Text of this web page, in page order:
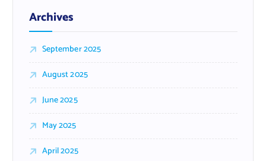
Archives
September 2025
August 2025
June 2025
May 2025
April 2025